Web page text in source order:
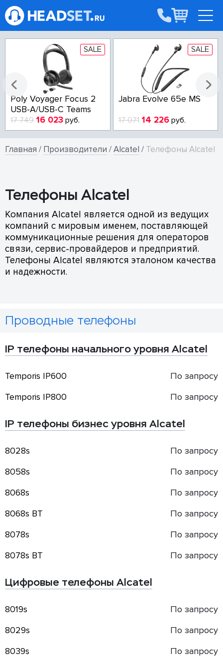
SALE
Poly Voyager Focus 2
USB-A/USB-C Teams
17 749 16 023 руб.
SALE
Jabra Evolve 65e MS
17 071 14 226руб.
Главная / Производители /Alcatel / Телефоны Alcatel
Телефоны Alcatel
Компания Alcatel является одной из ведущих
компаний с мировым именем, поставляющей
коммуникационные решения для операторов
связи, сервис-провайдеров и предприятий.
Телефоны Alcatel являются эталоном качества
и надежности.
Проводные телефоны
IP телефоны начального уровня Alcatel
Temporis IP600
По запросу
Temporis IP800
По запросу
IP телефоны бизнес уровня Alcatel
8028s
По запросу
8058s
По запросу
8068s
По запросу
8068s BT
По запросу
8078s
По запросу
8078s BT
По запросу
Цифровые телефоны Alcatel
8019s
По запросу
8029s
По запросу
8039s
По запросу